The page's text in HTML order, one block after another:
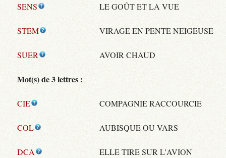
SENS LE GOÛT ET LA VUE
STEM VIRAGE EN PENTE NEIGEUSE
SUER AVOIR CHAUD
Mot(s) de 3 lettres :
CIE COMPAGNIE RACCOURCIE
COL AUBISQUE OU VARS
DCA ELLE TIRE SUR L'AVION